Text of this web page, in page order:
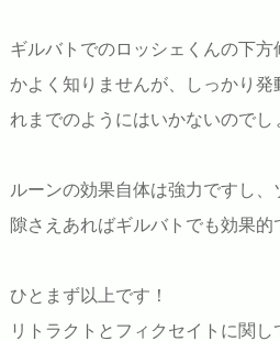
ギルバトでのロッシェくんの下
かよく知りませんが、しっかり発
れまでのようにはいかないのでし
ルーンの効果自体は強力ですし
隙さえあればギルバトでも効果的
ひとまず以上です！
リトラクトとフィクセイトに関